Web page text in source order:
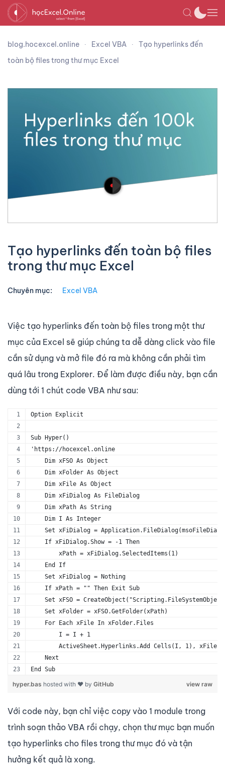
blog.hocexcel.online Excel VBA
Tạo hyperlinks đến
toàn bộ files trong thư mục Excel
Tạo hyperlinks đến toàn bộ files
trong thư mục Excel
Chuyên mục: Excel VBA
Việc tạo hyperlinks đến toàn bộ files trong một thư
mục của Excel sẽ giúp chúng ta dễ dàng click vào file
cần sử dụng và mở file đó ra mà không cần phải tìm
quá lâu trong Explorer. Để làm được điều này, bạn cần
dùng tới 1 chút code VBA như sau:
Option Explicit
Sub Hyper()
'https://hocexcel.online
    Dim xFSO As Object
    Dim xFolder As Object
    Dim xFile As Object
    Dim xFiDialog As FileDialog
    Dim xPath As String
    Dim I As Integer
Set xFiDialog =
    If xFiDialog.Show = -1 Then
        xPath = xFiDialog.SelectedItems(1)
    End If
    Set xFiDialog = Nothing
    If xPath = "" Then Exit Sub
Set xFSO =
    Set xFolder = xFSO.GetFolder(xPath)
    For Each xFile In xFolder.Files
        I = I + 1
ActiveSheet.Hyperlinks.Add Cells(I, 1),
    Next
End Sub
view raw
hyper.bas hosted with ❤ by GitHub
Với code này, bạn chỉ việc copy vào 1 module trong
trình soạn thảo VBA rồi chạy, chọn thư mục bạn muốn
tạo hyperlinks cho files trong thư mục đó và tận
hưởng kết quả là xong.